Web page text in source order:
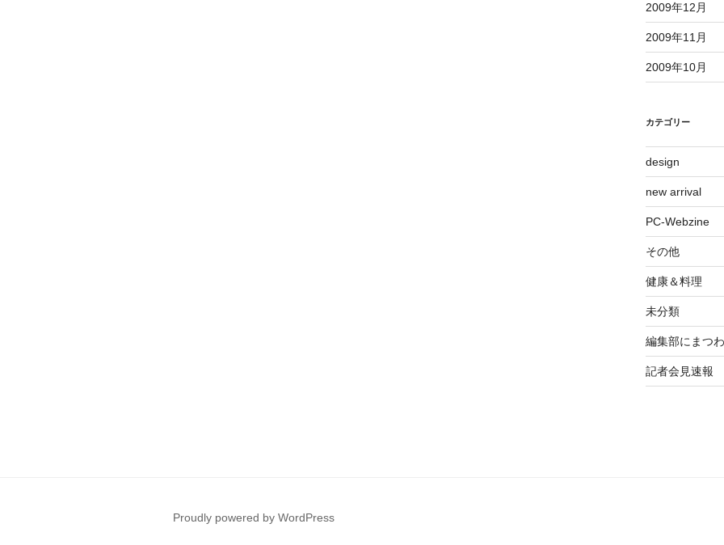
2009年12月
2009年11月
2009年10月
カテゴリー
design
new arrival
PC-Webzine
その他
健康＆料理
未分類
編集部にまつ
記者会見速報
Proudly powered by WordPress